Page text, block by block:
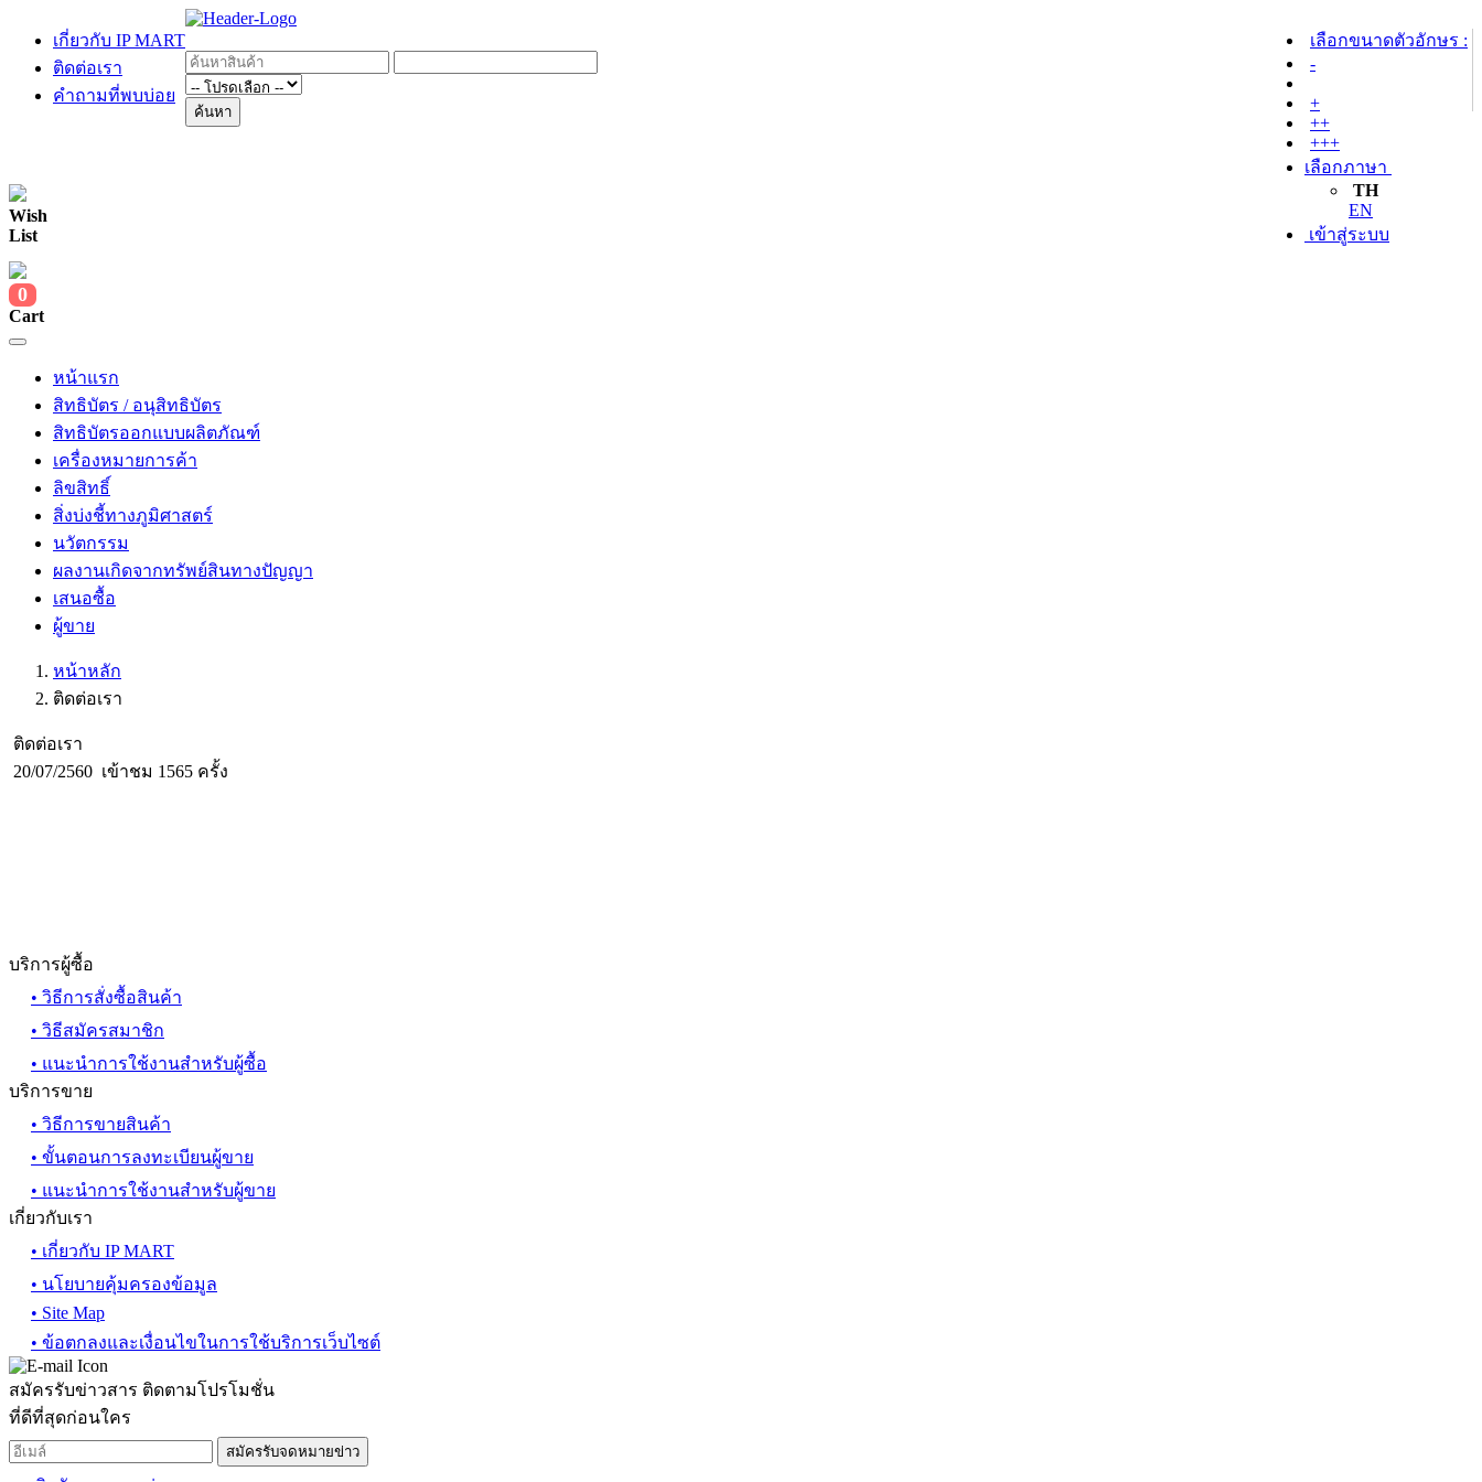
เกี่ยวกับ IP MART
ติดต่อเรา
คำถามที่พบบ่อย
เลือกขนาดตัวอักษร :
-
+
++
+++
เลือกภาษา
TH
EN
เข้าสู่ระบบ
ค้นหา
Wish
List
0
Cart
หน้าแรก
สิทธิบัตร / อนุสิทธิบัตร
สิทธิบัตรออกแบบผลิตภัณฑ์
เครื่องหมายการค้า
ลิขสิทธิ์
สิ่งบ่งชี้ทางภูมิศาสตร์
นวัตกรรม
ผลงานเกิดจากทรัพย์สินทางปัญญา
เสนอซื้อ
ผู้ขาย
หน้าหลัก
ติดต่อเรา
ติดต่อเรา
20/07/2560 เข้าชม 1565 ครั้ง
บริการผู้ซื้อ
• วิธีการสั่งซื้อสินค้า
• วิธีสมัครสมาชิก
• แนะนำการใช้งานสำหรับผู้ซื้อ
บริการขาย
• วิธีการขายสินค้า
• ขั้นตอนการลงทะเบียนผู้ขาย
• แนะนำการใช้งานสำหรับผู้ขาย
เกี่ยวกับเรา
• เกี่ยวกับ IP MART
• นโยบายคุ้มครองข้อมูล
• Site Map
• ข้อตกลงและเงื่อนไขในการใช้บริการเว็บไซต์
สมัครรับข่าวสาร ติดตามโปรโมชั่น
ที่ดีที่สุดก่อนใคร
สมัครรับจดหมายข่าว